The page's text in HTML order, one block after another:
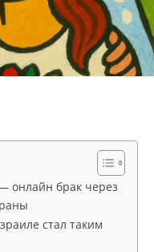
онлайн брак через
стал таким